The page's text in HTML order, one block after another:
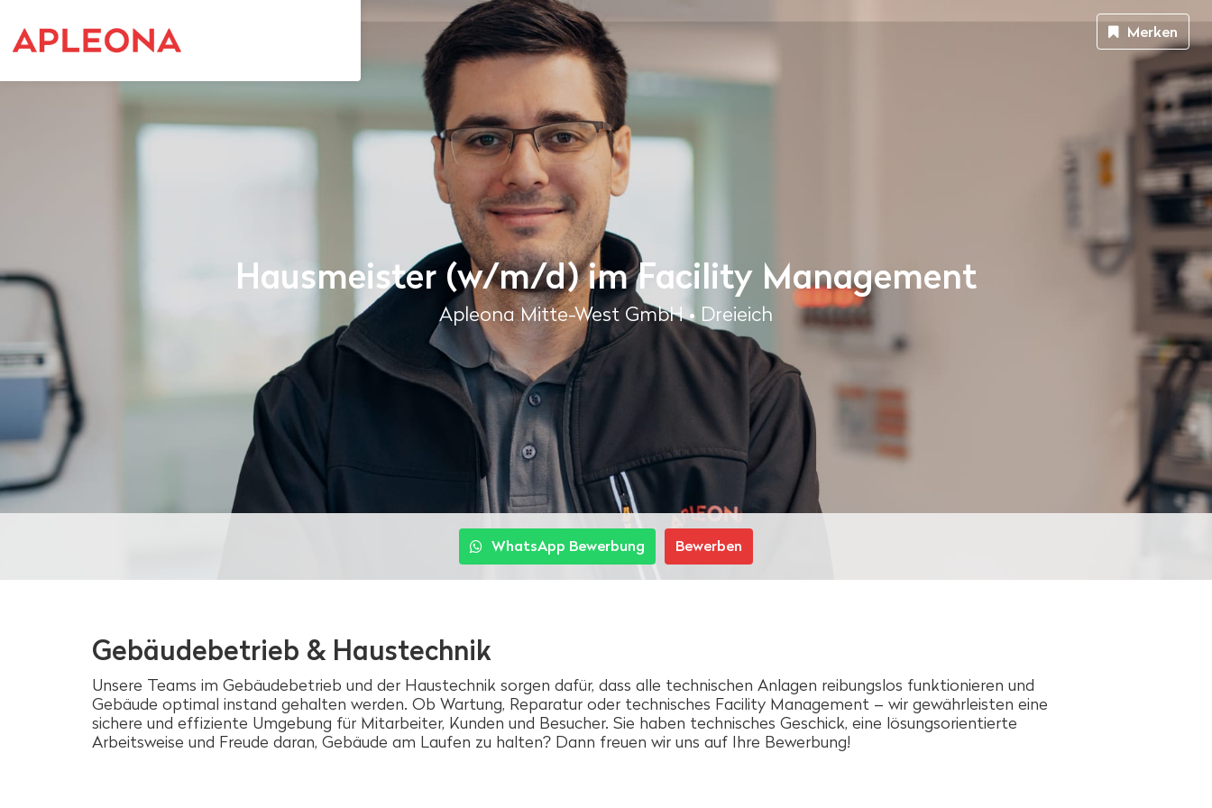
Hausmeister (w/m/d) im Facility Management
Apleona Mitte-West GmbH • Dreieich
Merken
WhatsApp Bewerbung Bewerben
Gebäudebetrieb & Haustechnik
Unsere Teams im Gebäudebetrieb und der Haustechnik sorgen dafür, dass alle technischen Anlagen reibungslos funktionieren und
Gebäude optimal instand gehalten werden. Ob Wartung, Reparatur oder technisches Facility Management – wir gewährleisten eine
sichere und effiziente Umgebung für Mitarbeiter, Kunden und Besucher. Sie haben technisches Geschick, eine lösungsorientierte
Arbeitsweise und Freude daran, Gebäude am Laufen zu halten? Dann freuen wir uns auf Ihre Bewerbung!